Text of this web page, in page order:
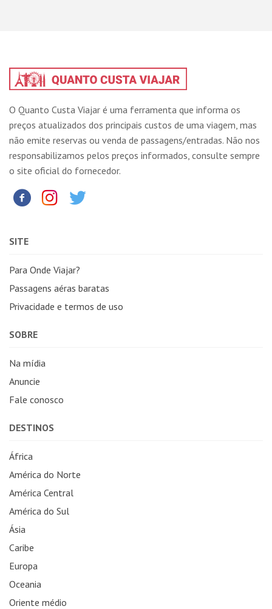
O Quanto Custa Viajar é uma ferramenta que informa os
preços atualizados dos principais custos de uma viagem, mas
não emite reservas ou venda de passagens/entradas. Não nos
responsabilizamos pelos preços informados, consulte sempre
o site oficial do fornecedor.
SITE
Para Onde Viajar?
Passagens aéras baratas
Privacidade e termos de uso
SOBRE
Na mídia
Anuncie
Fale conosco
DESTINOS
África
América do Norte
América Central
América do Sul
Ásia
Caribe
Europa
Oceania
Oriente médio